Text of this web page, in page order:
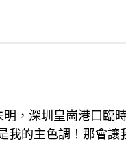
，深圳皇崗港口臨
我的主色調！那會